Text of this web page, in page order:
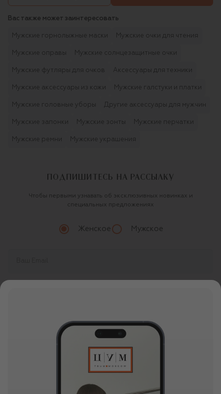
Вас также может заинтересовать
Мужские горнолыжные маски Мужские очки для чтения
Мужские оправы Мужские солнцезащитные очки
Мужские футляры для очков Аксессуары для техники
Мужские аксессуары из кожи Мужские галстуки и платки
Мужские головные уборы Другие аксессуары для мужчин
Мужские запонки Мужские зонты Мужские перчатки
Мужские ремни Мужские украшения
ПОДПИШИТЕСЬ НА РАССЫЛКУ
Чтобы первыми узнавать об эксклюзивных новинках и
специальных предложениях
Женское Мужское
О ЦУМ
О магазине
Новости и события
ОНЛАЙН ПОКУПКИ
Вопросы и ответы
Мобильное приложение